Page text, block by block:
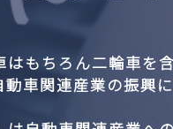
もちろん二輪車を
車関連産業の振興に